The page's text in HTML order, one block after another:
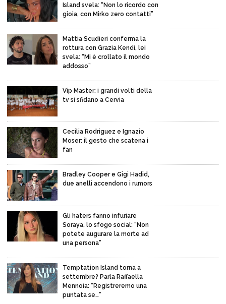
Island svela: “Non lo ricordo con
gioia, con Mirko zero contatti”
Mattia Scudieri conferma la
rottura con Grazia Kendi, lei
svela: “Mi è crollato il mondo
addosso”
Vip Master: i grandi volti della
tv si sfidano a Cervia
Cecilia Rodriguez e Ignazio
Moser: il gesto che scatena i
fan
Bradley Cooper e Gigi Hadid,
due anelli accendono i rumors
Gli haters fanno infuriare
Soraya, lo sfogo social: “Non
potete augurare la morte ad
una persona”
Temptation Island torna a
settembre? Parla Raffaella
Mennoia: “Registreremo una
puntata se…”